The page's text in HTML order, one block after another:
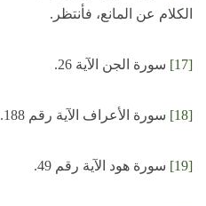
الكلام عن المانع، فأنتظر.
[17] سورة الجن الآية 26.
[18] سورة الأعراف الآية رقم 188.
[19] سورة هود الآية رقم 49.